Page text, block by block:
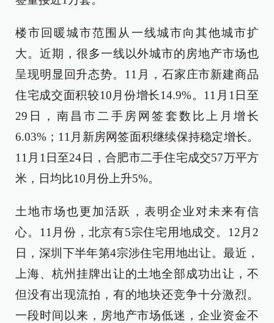
楼市回暖城市范围从一线城市向其他城市扩
大。近期，很多一线以外城市的房地产市场也
呈现明显回升态势。11月，石家庄市新建商品
住宅成交面积较10月份增长14.9%。11月1日至
29日，南昌市二手房网签套数比上月增长
6.03%；11月新房网签面积继续保持稳定增长。
11月1日至24日，合肥市二手住宅成交57万平方
米，日均比10月份上升5%。
土地市场也更加活跃，表明企业对未来有信
心。11月份，北京有5宗住宅用地成交。12月2
日，深圳下半年第4宗涉住宅用地出让。最近，
上海、杭州挂牌出让的土地全部成功出让，不
但没有出现流拍，有的地块还竞争十分激烈。
一段时间以来，房地产市场低迷，企业资金不